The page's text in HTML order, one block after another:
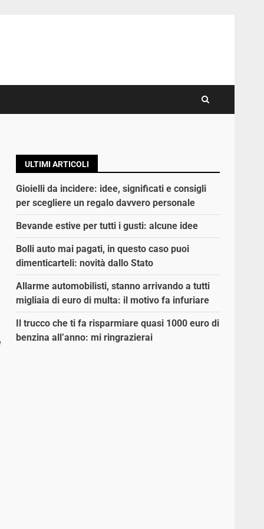
ULTIMI ARTICOLI
Gioielli da incidere: idee, significati e consigli
per scegliere un regalo davvero personale
Bevande estive per tutti i gusti: alcune idee
Bolli auto mai pagati, in questo caso puoi
dimenticarteli: novità dallo Stato
Allarme automobilisti, stanno arrivando a tutti
migliaia di euro di multa: il motivo fa infuriare
Il trucco che ti fa risparmiare quasi 1000 euro di
benzina all’anno: mi ringrazierai